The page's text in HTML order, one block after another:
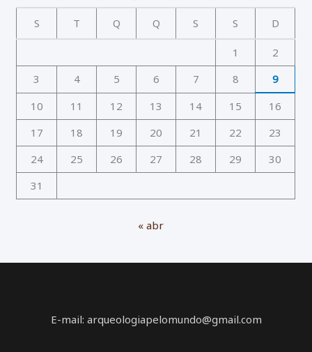
S T Q Q S S D
1
2
3
4 5 6 7 8
9
10
11 12 13 14 15
16
17
18 19 20 21 22
23
24
25 26 27 28 29
30
31
« abr
E-mail: arqueologiapelomundo@gmail.com